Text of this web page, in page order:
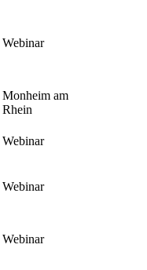
Webinar
Monheim am
Rhein
Webinar
Webinar
Webinar